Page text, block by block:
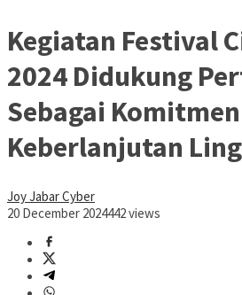
Kegiatan Festival
2024 Didukung
Sebagai
Keberlanjutan
Joy Jabar Cyber
20 December 2024442 views